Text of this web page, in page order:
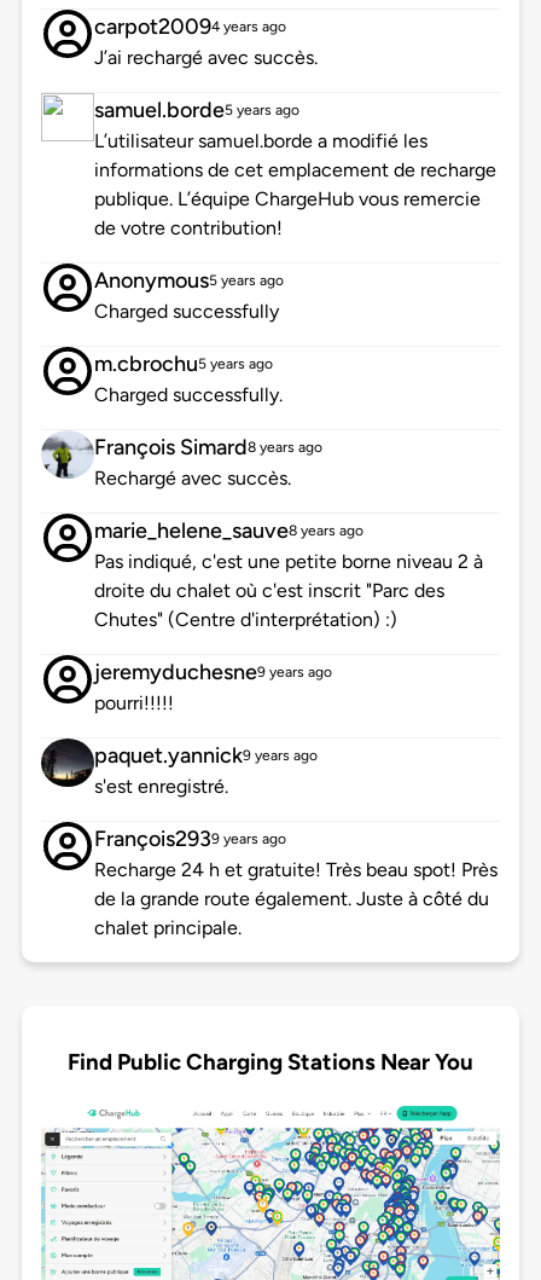
carpot20094 years ago
J’ai rechargé avec succès.
samuel.borde5 years ago
L’utilisateur samuel.borde a modifié les
informations de cet emplacement de recharge
publique. L’équipe ChargeHub vous remercie
de votre contribution!
Anonymous5 years ago
Charged successfully
m.cbrochu5 years ago
Charged successfully.
François Simard8 years ago
Rechargé avec succès.
marie_helene_sauve8 years ago
Pas indiqué, c'est une petite borne niveau 2 à
droite du chalet où c'est inscrit "Parc des
Chutes" (Centre d'interprétation) :)
jeremyduchesne9 years ago
pourri!!!!!
paquet.yannick9 years ago
s'est enregistré.
François2939 years ago
Recharge 24 h et gratuite! Très beau spot! Près
de la grande route également. Juste à côté du
chalet principale.
Find Public Charging Stations Near You